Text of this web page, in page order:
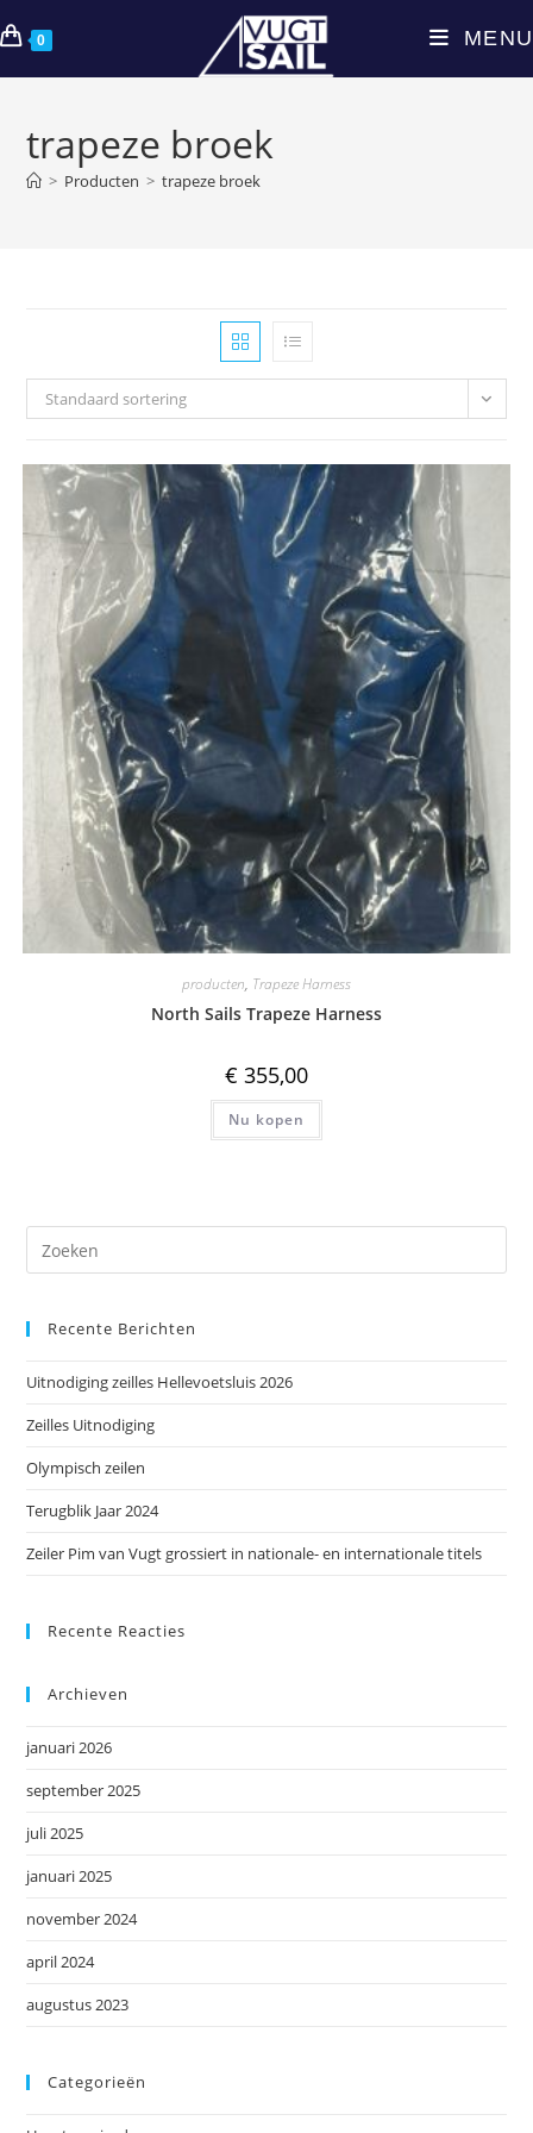
naar
inhoud
0 MENU
trapeze broek
> Producten > trapeze broek
Standaard sortering
producten, Trapeze Harness
North Sails Trapeze Harness
€ 355,00
Nu kopen
op
Recente Berichten
Uitnodiging zeilles Hellevoetsluis 2026
Zeilles Uitnodiging
Olympisch zeilen
Terugblik Jaar 2024
Zeiler Pim van Vugt grossiert in nationale- en internationale titels
Recente Reacties
Archieven
januari 2026
september 2025
juli 2025
januari 2025
november 2024
april 2024
augustus 2023
Categorieën